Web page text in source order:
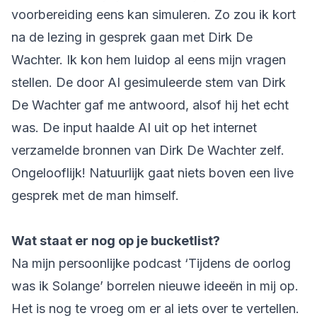
voorbereiding eens kan simuleren. Zo zou ik kort
na de lezing in gesprek gaan met Dirk De
Wachter. Ik kon hem luidop al eens mijn vragen
stellen. De door AI gesimuleerde stem van Dirk
De Wachter gaf me antwoord, alsof hij het echt
was. De input haalde AI uit op het internet
verzamelde bronnen van Dirk De Wachter zelf.
Ongelooflijk! Natuurlijk gaat niets boven een live
gesprek met de man himself.
Wat staat er nog op je bucketlist?
Na mijn persoonlijke podcast ‘Tijdens de oorlog
was ik Solange’ borrelen nieuwe ideeën in mij op.
Het is nog te vroeg om er al iets over te vertellen.